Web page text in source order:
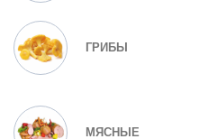
ГРИБЫ
МЯСНЫЕ